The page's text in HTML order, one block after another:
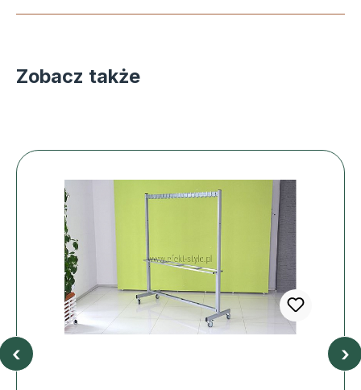
Zobacz także
‹ ›